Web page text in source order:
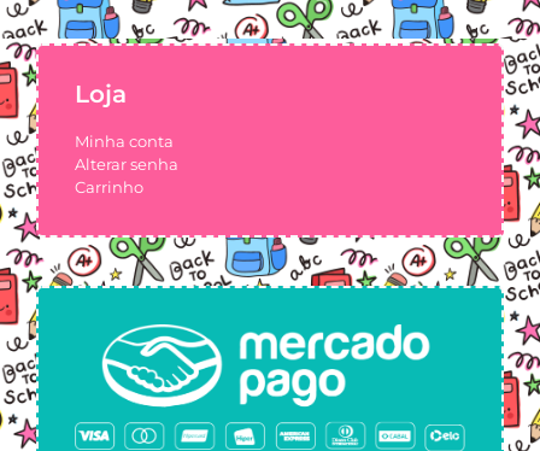
Loja
Minha conta
Alterar senha
Carrinho